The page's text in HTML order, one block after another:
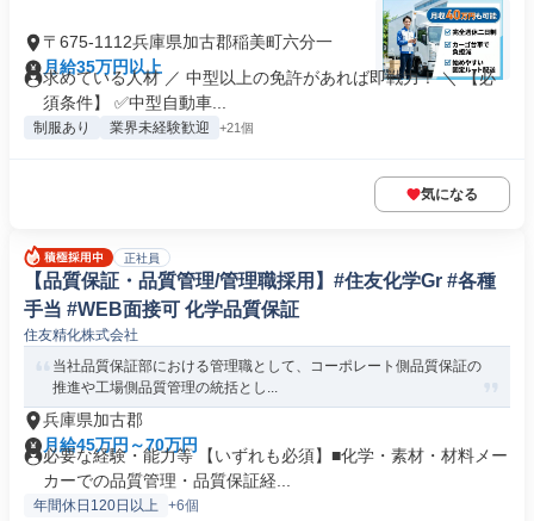
〒675-1112兵庫県加古郡稲美町六分一
月給35万円以上
求めている人材 ／ 中型以上の免許があれば即戦力！ ＼ 【必
須条件】 ✅中型自動車...
制服あり 業界未経験歓迎 +21個
気になる
正社員
【品質保証・品質管理/管理職採用】#住友化学Gr #各種
手当 #WEB面接可 化学品質保証
住友精化株式会社
当社品質保証部における管理職として、コーポレート側品質保証の
推進や工場側品質管理の統括とし...
兵庫県加古郡
月給45万円～70万円
必要な経験・能力等 【いずれも必須】■化学・素材・材料メー
カーでの品質管理・品質保証経...
年間休日120日以上 +6個